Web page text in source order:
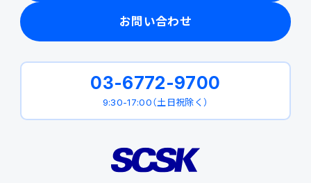
お問い合わせ
03-6772-9700
9:30-17:00（土日祝除く）